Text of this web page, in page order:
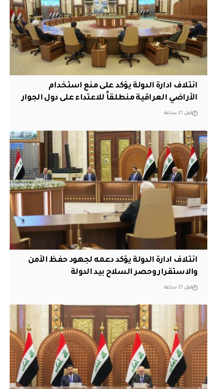
ائتلاف ادارة الدولة يؤكد على منع استخدام
الأراضي العراقية منطلقاً للاعتداء على دول الجوار
قبل 21 ساعة
ائتلاف ادارة الدولة يؤكد دعمه لجهود حفظ الأمن
والاستقرار وحصر السلاح بيد الدولة
قبل 21 ساعة